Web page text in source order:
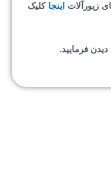
زیورآلات اینجا کلیک
دیدن فرمایید.